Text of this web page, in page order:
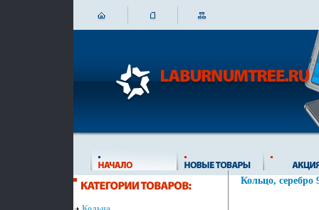
Кольцо, серебро